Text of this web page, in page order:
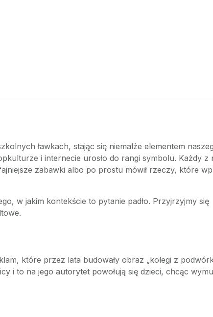
ławkach, stając się niemalże elementem
i internecie urosło do rangi symbolu. Każdy z
zabawki albo po prostu mówił rzeczy, które
w jakim kontekście to pytanie padło. Przyjrzyjmy się
które przez lata budowały obraz „kolegi z
i to na jego autorytet powołują się dzieci, chcąc